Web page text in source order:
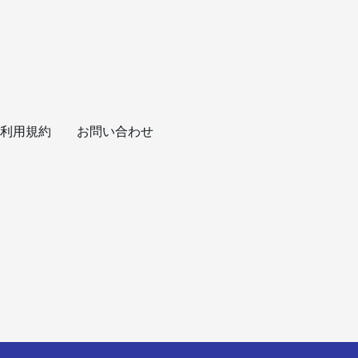
利用規約 お問い合わせ